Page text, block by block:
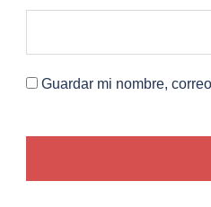
Guardar mi nombre,